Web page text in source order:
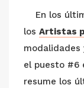
En los
los Artistas
modalidades
el puesto #6
resume los